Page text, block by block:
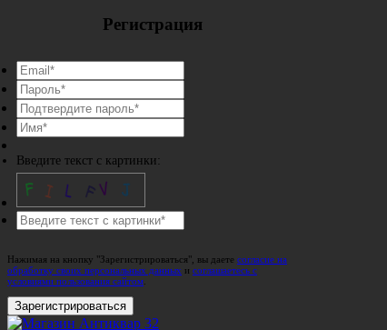
Регистрация
Введите текст с картинки:
Нажимая на кнопку "Зарегистрироваться", вы даете согласие на
обработку своих персональных данных и соглашаетесь с
условиями пользования сайтом
Зарегистрироваться